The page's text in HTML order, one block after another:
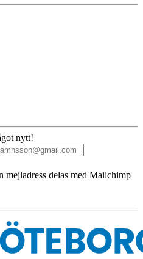
nytt!
mejladress delas med Mailchimp